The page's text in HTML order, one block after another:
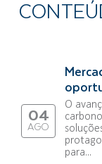
04
AGO
O
para...